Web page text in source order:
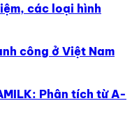
các loại hình
công ở Việt Nam
Phân tích từ A-